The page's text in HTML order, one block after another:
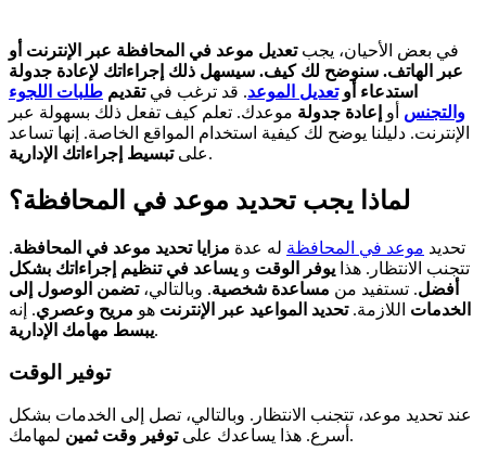
في بعض الأحيان، يجبتعديل موعد في المحافظة عبر الإنترنت أو
عبر الهاتف. سنوضح لك كيف. سيسهل ذلك إجراءاتك لإعادة جدولة
استدعاء أوتعديل الموعد. قد ترغب فيتقديم طلبات اللجوء
والتجنس أو إعادة جدولة موعدك. تعلم كيف تفعل ذلك بسهولة عبر
الإنترنت. دليلنا يوضح لك كيفية استخدام المواقع الخاصة. إنها تساعد
علىتبسيط إجراءاتك الإدارية .
لماذا يجب تحديد موعد في المحافظة؟
تحديد موعد في المحافظة له عدة مزايا تحديد موعد في المحافظة.
تتجنب الانتظار. هذا يوفر الوقت و يساعد في تنظيم إجراءاتك بشكل
أفضل. تستفيد من مساعدة شخصية. وبالتالي،تضمن الوصول إلى
الخدمات اللازمة.تحديد المواعيد عبر الإنترنت هو مريح وعصري. إنه
يبسط مهامك الإدارية.
توفير الوقت
عند تحديد موعد، تتجنب الانتظار. وبالتالي، تصل إلى الخدمات بشكل
أسرع. هذا يساعدك علىتوفير وقت ثمين لمهامك.